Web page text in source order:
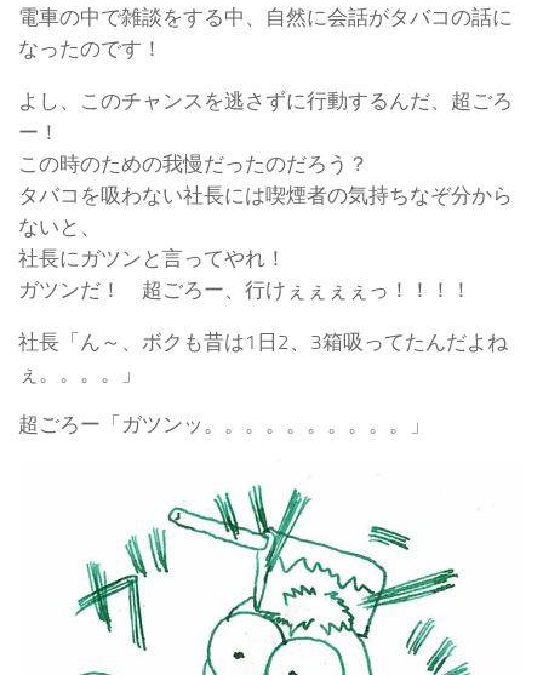
電車の中で雑談をする中、自然に会話がタバコの話に
なったのです！
よし、このチャンスを逃さずに行動するんだ、超ごろ
ー！
この時のための我慢だったのだろう？
タバコを吸わない社長には喫煙者の気持ちなぞ分から
ないと、
社長にガツンと言ってやれ！
ガツンだ！ 超ごろー、行けぇぇぇぇっ！！！！
社長「ん～、ボクも昔は1日2、3箱吸ってたんだよね
ぇ。。。。」
超ごろー「ガツンッ。。。。。。。。。。」